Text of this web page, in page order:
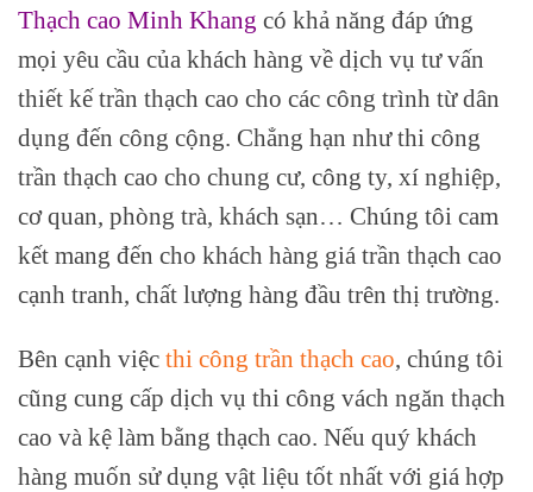
Thạch cao Minh Khang có khả năng đáp ứng
mọi yêu cầu của khách hàng về dịch vụ tư vấn
thiết kế trần thạch cao cho các công trình từ dân
dụng đến công cộng. Chẳng hạn như thi công
trần thạch cao cho chung cư, công ty, xí nghiệp,
cơ quan, phòng trà, khách sạn… Chúng tôi cam
kết mang đến cho khách hàng giá trần thạch cao
cạnh tranh, chất lượng hàng đầu trên thị trường.
Bên cạnh việc thi công trần thạch cao, chúng tôi
cũng cung cấp dịch vụ thi công vách ngăn thạch
cao và kệ làm bằng thạch cao. Nếu quý khách
hàng muốn sử dụng vật liệu tốt nhất với giá hợp